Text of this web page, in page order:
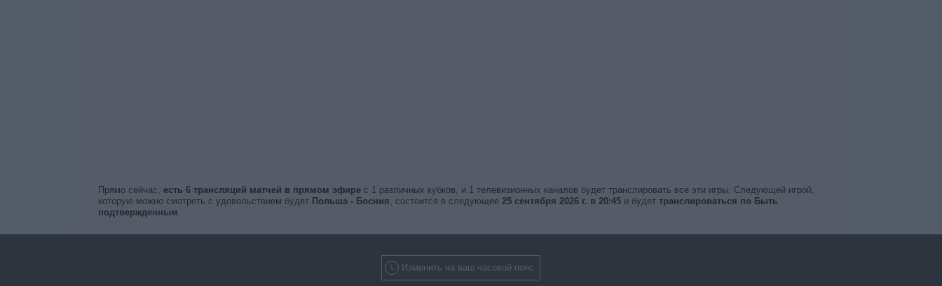
Прямо сейчас, есть 6 трансляций матчей в прямом эфирес 1 различных кубков, и 1 телевизионных каналов будет транслировать все эти игры. Следующей игрой,
которую можно смотреть с удовольствием будет Польша - Босния, состоится в следующее 25 сентября 2026 г. в 20:45и будет транслироваться по Быть
подтвержденным.
Изменить на ваш часовой пояс